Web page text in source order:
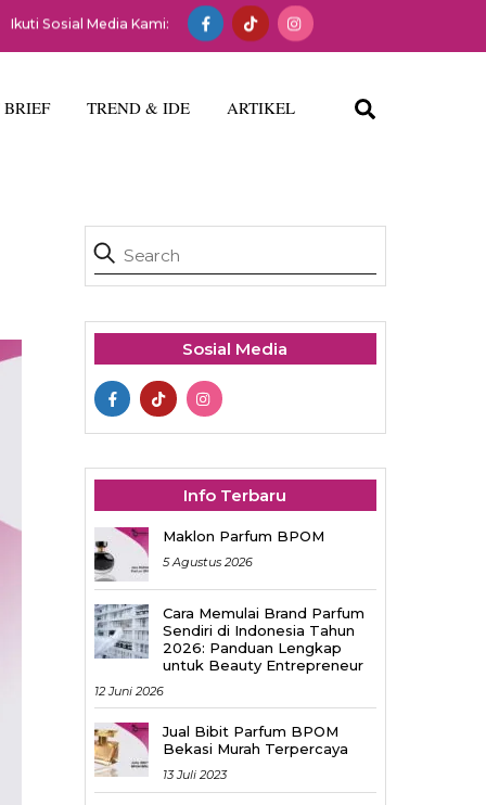
Ikuti Sosial Media Kami:
BRIEF TREND & IDE ARTIKEL
Sosial Media
Info Terbaru
Maklon Parfum BPOM
5 Agustus 2026
Cara Memulai Brand Parfum
Sendiri di Indonesia Tahun
2026: Panduan Lengkap
untuk Beauty Entrepreneur
12 Juni 2026
Jual Bibit Parfum BPOM
Bekasi Murah Terpercaya
13 Juli 2023